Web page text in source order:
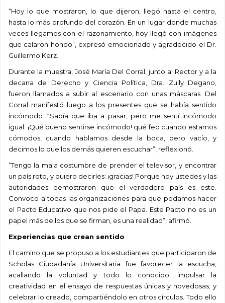
“Hoy lo que mostraron, lo que dijeron, llegó hasta el centro,
hasta lo más profundo del corazón. En un lugar donde muchas
veces llegamos con el razonamiento, hoy llegó con imágenes
que calaron hondo”, expresó emocionado y agradecido el Dr.
Guillermo Kerz.
Durante la muestra, José María Del Corral, junto al Rector y a la
decana de Derecho y Ciencia Política, Dra. Zully Degano,
fueron llamados a subir al escenario con unas máscaras. Del
Corral manifestó luego a los presentes que se había sentido
incómodo: “Sabía que iba a pasar, pero me sentí incómodo
igual. ¡Qué bueno sentirse incómodo! qué feo cuando estamos
cómodos, cuando hablamos desde la boca, pero vacío, y
decimos lo que los demás quieren escuchar”, reflexionó.
“Tengo la mala costumbre de prender el televisor, y encontrar
un país roto, y quiero decirles: ¡gracias! Porque hoy ustedes y las
autoridades demostraron que el verdadero país es este.
Convoco a todas las organizaciones para que podamos hacer
el Pacto Educativo que nos pide el Papa. Este Pacto no es un
papel más de los que se firman, es una realidad”, afirmó.
Experiencias que crean sentido
El camino que se propuso a los estudiantes que participaron de
Scholas Ciudadanía Universitaria fue favorecer la escucha,
acallando la voluntad y todo lo conocido; impulsar la
creatividad en el ensayo de respuestas únicas y novedosas; y
celebrar lo creado, compartiéndolo en otros círculos. Todo ello